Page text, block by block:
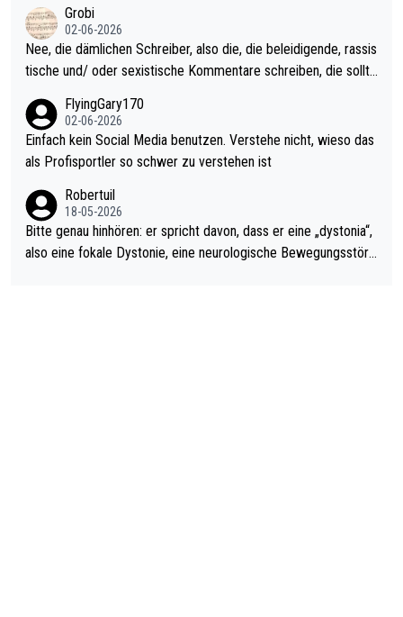
ohl wenig WDF Turniere spielen. Dies war bei Archie Self letzt
es Jahr der Fall. Er musste als amtierender Weltmeister durch
den Qualifier und ich glaube kaum, dass Mitchel sich das (in Ve
el hat.
Grobi
02-06-2026
Nee, die dämlichen Schreiber, also die, die beleidigende, rassis
tische und/ oder sexistische Kommentare schreiben, die sollte
s Leben in den Griff kriegen. Nur eins wundert mich: Luke Little
r war doch neulich erst derjenige, der über Social Media GvV p
rovoziert hat. Und Littlers Mutter schießt öfters mal gegen Ric
FlyingGary170
02-06-2026
Einfach kein Social Media benutzen. Verstehe nicht, wieso das
als Profisportler so schwer zu verstehen ist
Robertuil
18-05-2026
Bitte genau hinhören: er spricht davon, dass er eine „dystonia“,
also eine fokale Dystonie, eine neurologische Bewegungsstöru